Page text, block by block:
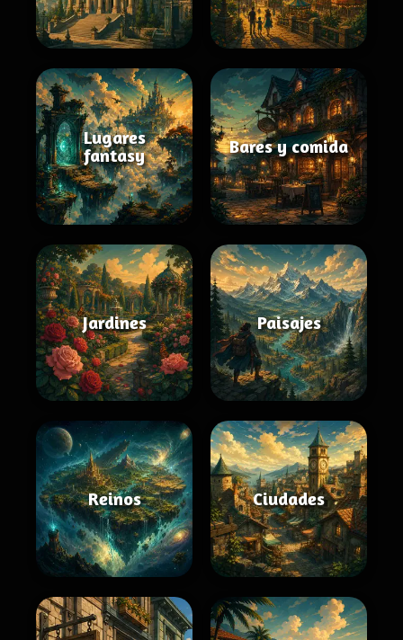
Lugares
fantasy
Bares y comida
Jardines Paisajes
Reinos Ciudades